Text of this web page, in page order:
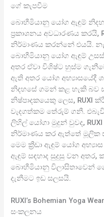
ගේ කැපවීම
බොහීමියානු යෝග ඇඳුම්
ප්‍රකාශනය අවධාරණය කරයි,
නිර්මාණය කරන්නේ එයයි.
බොහීමියානු යෝග ඇඳුම් උසස්
අතර ඒවා විශිෂ්ට හුස්ම
ඇති අතර යෝග අභ්‍යාසයේදී
නිදහසේ ගමන් කළ හැකි බව
නිෂ්පාදකයෙකු ලෙස, RUXI
වැදගත්කම තේරුම් ගනී.
ලිහිල් යෝගා මුදුන් වුවද,
නිර්මාණය කර ඇත්තේ මූලික
මෙම ක්‍රීඩා ඇඳුම් යෝග
ඇඳුම් සඳහාද සුදුසු වන අතර,
බොහීමියානු විලාසිතාවෙන්
දැනීමට ඉඩ සලසයි.
RUXI’s Bohemian Yoga
සංකලනය